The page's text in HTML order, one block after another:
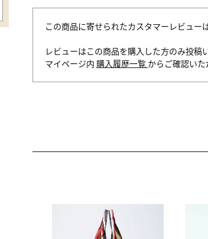
この商品に寄せられたカスタマーレビュー
レビューはこの商品を購入した方のみ投稿
マイページ内 購入履歴一覧 からご確認いた